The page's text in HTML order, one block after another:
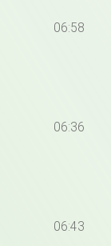
06:58
06:36
06:43